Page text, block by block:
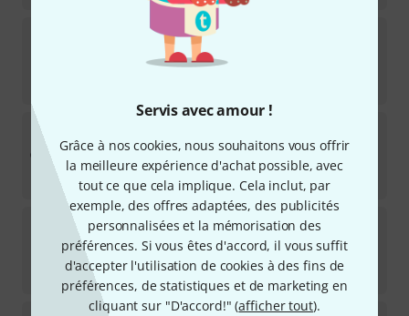
Servis avec amour !
Grâce à nos cookies, nous souhaitons vous offrir
la meilleure expérience d'achat possible, avec
tout ce que cela implique. Cela inclut, par
exemple, des offres adaptées, des publicités
personnalisées et la mémorisation des
préférences. Si vous êtes d'accord, il vous suffit
d'accepter l'utilisation de cookies à des fins de
préférences, de statistiques et de marketing en
cliquant sur "D'accord!" (afficher tout).
Big Island Spot
5
Disponible immédiatement
Disponible immédiatement
529 €
Ortega OSWS86 Wireless System
8
Disponible immédiatement
119 €